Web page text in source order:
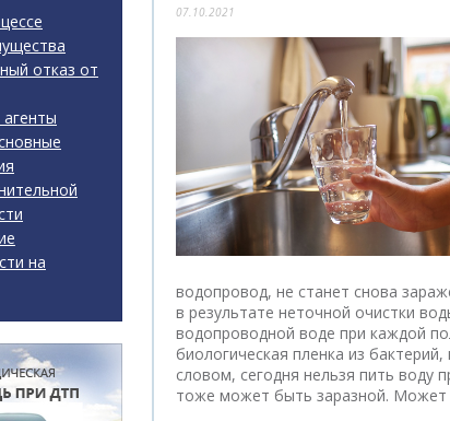
07.10.2021
водопровод, не станет снова
в результате неточной очистки
водопроводной воде при каждой
биологическая пленка из
словом, сегодня нельзя пить воду
тоже может быть заразной. Может
отказ от
на